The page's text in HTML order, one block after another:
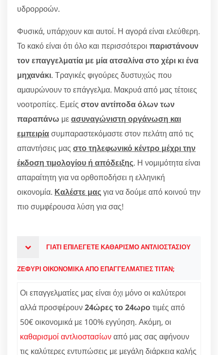
υδρορροών.
Φυσικά, υπάρχουν και αυτοί. Η αγορά είναι ελεύθερη.
Το κακό είναι ότι όλο και περισσότεροι παριστάνουν
τον επαγγελματία με μία ατσαλίνα στο χέρι κι ένα
μηχανάκι. Τραγικές φιγούρες δυστυχώς που
αμαυρώνουν το επάγγελμα. Μακρυά από μας τέτοιες
νοοτροπίες. Εμείς στον αντίποδα όλων των
παραπάνω μεασυναγώνιστη οργάνωση και
εμπειρίασυμπαραστεκόμαστε στον πελάτη από τις
απαντήσεις μας στο τηλεφωνικό κέντρο μέχρι την
έκδοση τιμολογίου ή απόδειξης. Η νομιμότητα είναι
απαραίτητη για να ορθοποδήσει η ελληνική
οικονομία. Καλέστε μαςγια να δούμε από κοινού την
πιο συμφέρουσα λύση για σας!
ΓΙΑΤΙ ΕΠΙΛΕΓΕΤΕ ΚΑΘΑΡΙΣΜΟ ΑΝΤΛΙΟΣΤΑΣΙΟΥ
ΖΕΦΥΡΙ ΟΙΚΟΝΟΜΙΚΑ ΑΠΟ ΕΠΑΓΓΕΛΜΑΤΙΕΣ ΤΙΤΑΝ;
Οι επαγγελματίες μας είναι όχι μόνο οι καλύτεροι
αλλά προσφέρουν24ώρες το 24ωροτιμές από
50€ οικονομικά με 100% εγγύηση. Ακόμη, οι
καθαρισμοί αντλιοστασίωναπό μας σας αφήνουν
τις καλύτερες εντυπώσεις με μεγάλη διάρκεια καλής